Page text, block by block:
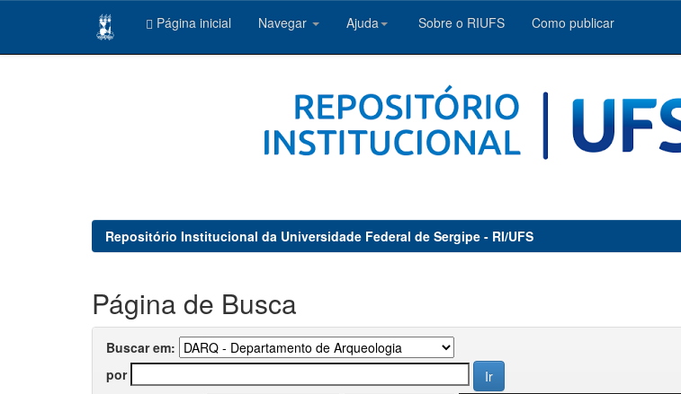
Página inicial Navegar Ajuda Sobre o RIUFS Como publicar
Repositório Institucional da Universidade Federal de Sergipe - RI/UFS
Página de Busca
Buscar em:
por